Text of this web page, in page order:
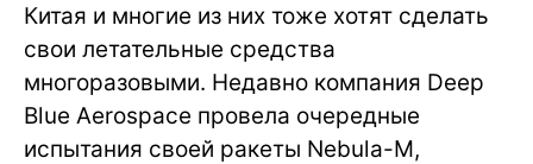
Китая и многие из них тоже хотят сделать
свои летательные средства
многоразовыми. Недавно компания Deep
Blue Aerospace провела очередные
испытания своей ракеты Nebula-M,